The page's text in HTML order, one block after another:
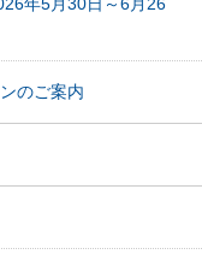
のご案内